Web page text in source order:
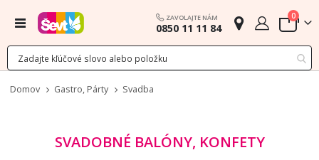
Menu ZAVOLAJTE NÁM
0850 11 11 84 Cart
0
Domov Gastro, Párty Svadba
SVADOBNÉ BALÓNY, KONFETY